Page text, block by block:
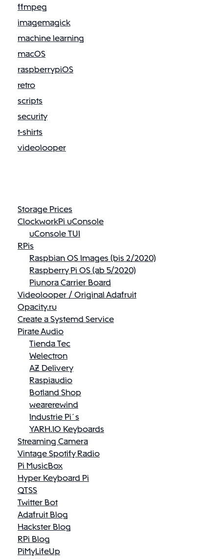
ffmpeg
imagemagick
machine learning
macOS
raspberrypiOS
retro
scripts
security
t-shirts
videolooper
Storage Prices
ClockworkPi uConsole
uConsole TUI
RPis
Raspbian OS Images (bis 2/2020)
Raspberry Pi OS (ab 5/2020)
Piunora Carrier Board
Videolooper / Original Adafruit
Opacity.ru
Create a Systemd Service
Pirate Audio
Tienda Tec
Welectron
AZ Delivery
Raspiaudio
Botland Shop
wearerewind
Industrie Pi´s
YARH.IO Keyboards
Streaming Camera
Vintage Spotify Radio
Pi MusicBox
Hyper Keyboard Pi
QTSS
Twitter Bot
Adafruit Blog
Hackster Blog
RPi Blog
PiMyLifeUp